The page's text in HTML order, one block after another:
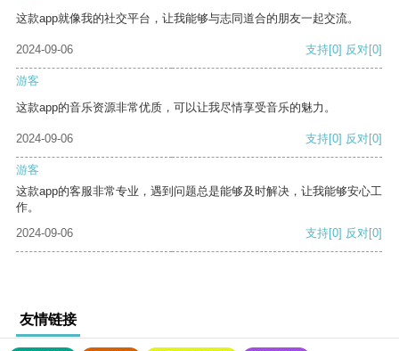
这款app就像我的社交平台，让我能够与志同道合的朋友一起交流。
2024-09-06 支持[0] 反对[0]
游客
这款app的音乐资源非常优质，可以让我尽情享受音乐的魅力。
2024-09-06 支持[0] 反对[0]
游客
这款app的客服非常专业，遇到问题总是能够及时解决，让我能够安心工
作。
2024-09-06
支持[0] 反对[0]
友情链接